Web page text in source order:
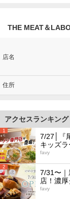
THE MEAT＆
店名
住所
アクセスランキング
1
7/27│『
キッズ
favy
2
7/31〜｜
店！濃
favy